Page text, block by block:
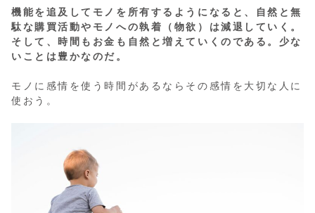
機能を追及してモノを所有するようになると、自然と無
駄な購買活動やモノへの執着（物欲）は減退していく。
そして、時間もお金も自然と増えていくのである。少な
いことは豊かなのだ。
モノに感情を使う時間があるならその感情を大切な人に
使おう。